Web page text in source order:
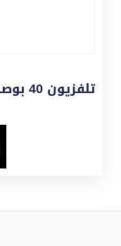
تلفزيون 40 بوصة نيكاي موديل TRO40SLED